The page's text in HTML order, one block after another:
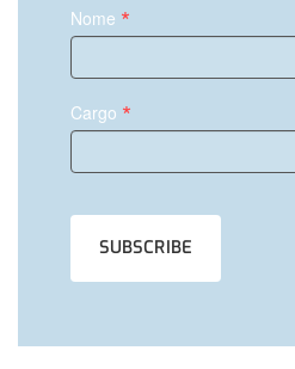
Nome *
Cargo *